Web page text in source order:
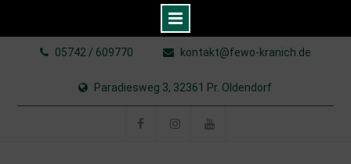
05742 / 609770 kontakt@fewo-kranich.de
Paradiesweg 3, 32361 Pr. Oldendorf